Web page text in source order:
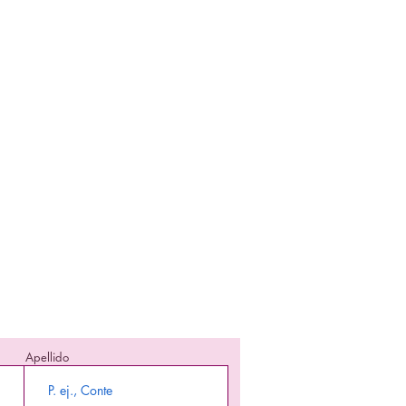
Apellido